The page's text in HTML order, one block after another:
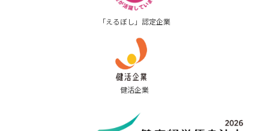
「えるぼし」認定企業
健活企業